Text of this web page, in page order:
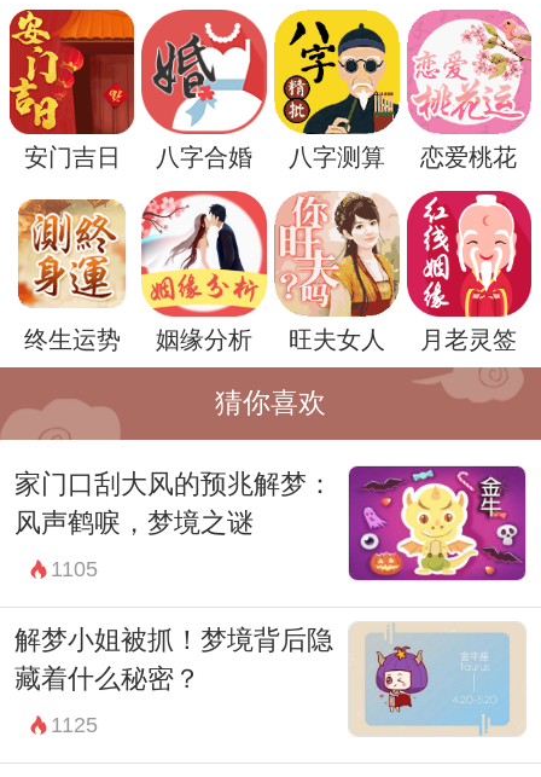
无论何种梦境，都需要结合自身的情况进行
分析。
另外，还有一种说法认为梦见白菜还可能象
征着精神层面的满足与安宁。在中国的传统
文化中，白菜寓意着家庭和睦、团团圆圆。
因此，梦见白菜也可能是潜意识中对家庭生
活的渴望和美好生活的向往。
无论梦境如何解读，都需要结合梦者的实际
情况进行综合分析。因此，对于梦见白菜这
安门吉日 八字合婚 八字测算 恋爱桃花
终生运势 姻缘分析 旺夫女人 月老灵签
猜你喜欢
家门口刮大风的预兆解梦：
风声鹤唳，梦境之谜
1105
解梦小姐被抓！梦境背后隐
藏着什么秘密？
1125